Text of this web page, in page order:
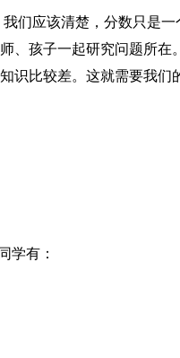
们应该清楚，分数只是
、孩子一起研究问题所在
识比较差。这就需要我们
学有：